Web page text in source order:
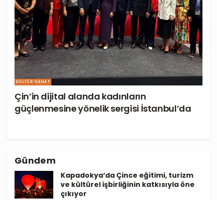
KÜLTÜR-SANAT
Çin’in dijital alanda kadınların
güçlenmesine yönelik sergisi İstanbul’da
Gündem
Kapadokya’da Çince eğitimi, turizm
ve kültürel işbirliğinin katkısıyla öne
çıkıyor